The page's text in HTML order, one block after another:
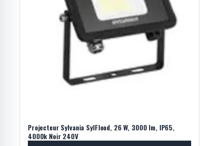
Projecteur Sylvania SylFlood, 26 W, 3000 lm, IP65,
4000k Noir 240V